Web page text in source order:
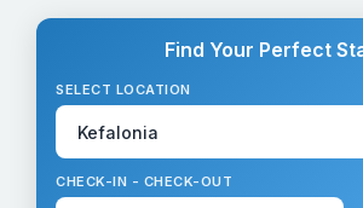
Find Your Perfect
SELECT LOCATION
CHECK-IN - CHECK-OUT